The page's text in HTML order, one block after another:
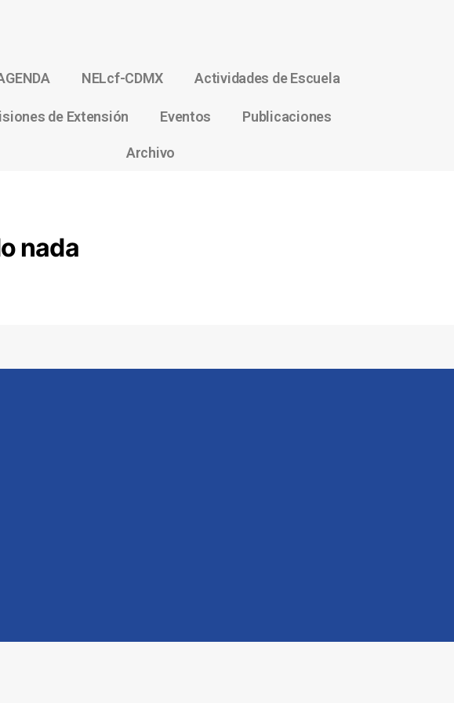
NELcf-CDMX Actividades de Escuela
de Extensión Eventos Publicaciones
Archivo
nada